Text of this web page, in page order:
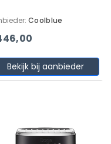
Coolblue
Bekijk bij aanbieder